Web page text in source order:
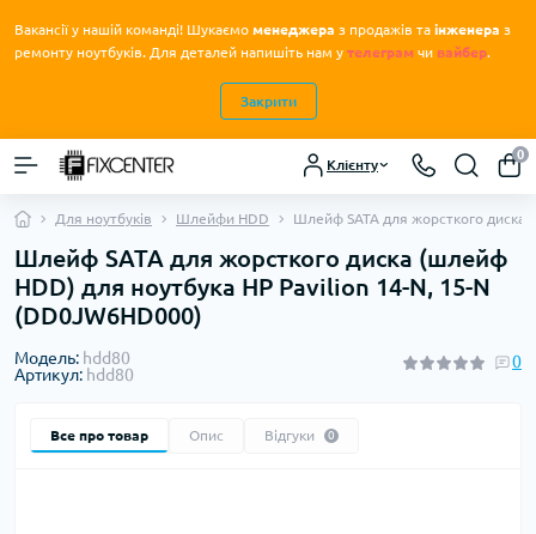
Вакансії у нашій команді! Шукаємо менеджера з продажів та інженера з
ремонту ноутбуків. Для деталей напишіть нам у телеграм чи вайбер.
Закрити
Клієнту
0
Для ноутбуків Шлейфи HDD Шлейф SATA для жорсткого диска
Шлейф SATA для жорсткого диска (шлейф
HDD) для ноутбука HP Pavilion 14-N, 15-N
(DD0JW6HD000)
Модель: hdd80
Артикул: hdd80
0
Все про товар Опис Відгуки 0